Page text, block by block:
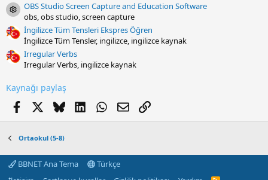
Resource icon
OBS Studio Screen Capture and Education Software
obs, obs studio, screen capture
İngilizce Tüm Tensleri Ekspres Öğren
İngilizce Tüm Tensler, ingilizce, ingilizce kaynak
Irregular Verbs
Irregular Verbs, ingilizce kaynak
Kaynağı paylaş
Facebook BlueskyLinkedInWhatsApp
E-postaLink
Ortaokul (5-8)
BBNET Ana Tema
Türkçe